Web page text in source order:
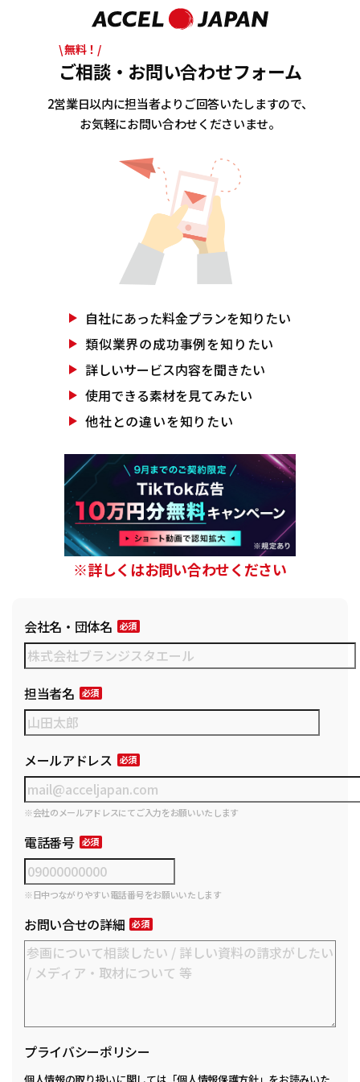
\ 無料！/
ご相談・お問い合わせフォーム
2営業日以内に担当者よりご回答いたしますので、
お気軽にお問い合わせくださいませ。
自社にあった料金プランを知りたい
類似業界の成功事例を知りたい
詳しいサービス内容を聞きたい
使用できる素材を見てみたい
他社との違いを知りたい
※詳しくはお問い合わせください
会社名・団体名
担当者名
メールアドレス
※会社のメールアドレスにてご入力をお願いいたします
電話番号
※日中つながりやすい電話番号をお願いいたします
お問い合せの詳細
プライバシーポリシー